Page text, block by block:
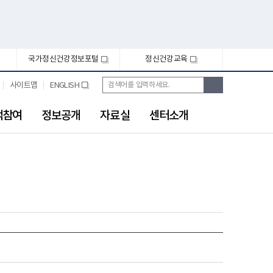
국가정신건강정보포털 새
창
정신건강교육 새
창
사이트맵 ENGLISH 새
통
합
색
색
여 정보공개 자료실 센터소개